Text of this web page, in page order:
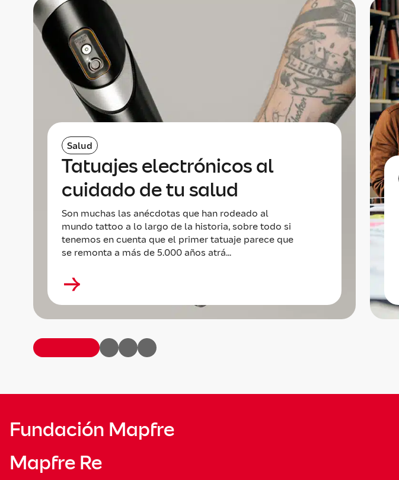
Salud
Tatuajes electrónicos al
cuidado de tu salud
Son muchas las anécdotas que han rodeado al
mundo tattoo a lo largo de la historia, sobre todo si
tenemos en cuenta que el primer tatuaje parece que
se remonta a más de 5.000 años atrá...
Fundación Mapfre
Mapfre Re